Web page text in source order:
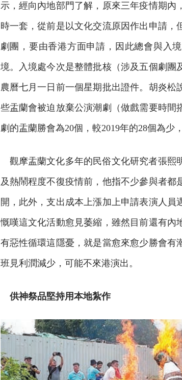
示，經向內地部門了解，原來三年疫情期內
時一套，從前是以文化交流原因作出申請，
劇團，要由香港方面申請，因此總會與入
境。入境處今次是整體批核（涉及五個劇團
農曆七月一日前一個星期批出證件。胡炎松
些盂蘭會被迫放棄公演潮劇（做戲需要時間
劇的盂蘭勝會為20個，較2019年的28個為少
觀摩盂蘭文化多年的民俗文化研究者張熙
及熱鬧程度不復疫情前，他指不少參與者都
開，此外，支出成本上漲加上申請表演人員
慨嘆這文化活動愈見萎縮，雖然目前還有內
有惡性循環這隱憂，就是當愈來愈少勝會有
班見利潤減少，可能不來港演出。
供神祭品堅持用本地紮作